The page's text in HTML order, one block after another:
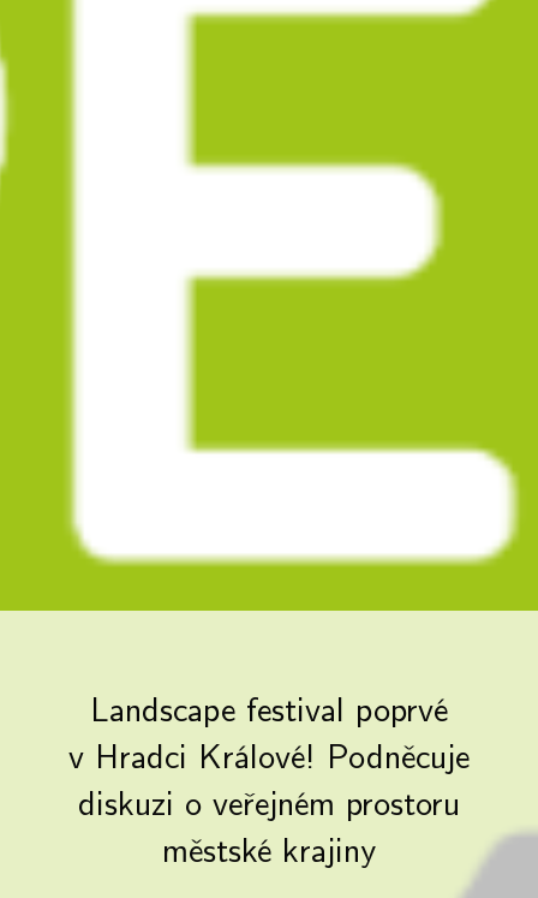
Landscape festival poprvé
v Hradci Králové! Podněcuje
diskuzi o veřejném prostoru
městské krajiny